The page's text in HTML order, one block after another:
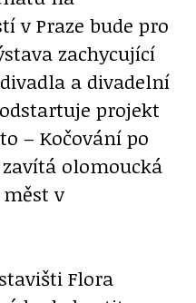
v Praze bude pro
zachycující
a divadelní
projekt
– Kočování po
olomoucká
v
Flora